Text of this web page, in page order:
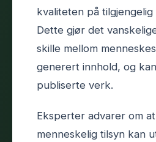
kvaliteten på tilgjengelig
Dette gjør det
skille mellom
generert innhold, og
publiserte verk.
Eksperter advarer om
menneskelig tilsyn kan